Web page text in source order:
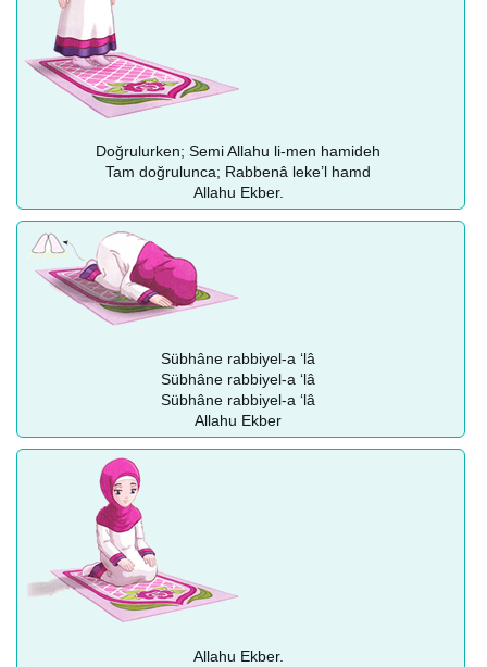
Doğrulurken; Semi Allahu li-men hamideh
Tam doğrulunca; Rabbenâ leke’l hamd
Allahu Ekber.
Sübhâne rabbiyel-a ‘lâ
Sübhâne rabbiyel-a ‘lâ
Sübhâne rabbiyel-a ‘lâ
Allahu Ekber
Allahu Ekber.